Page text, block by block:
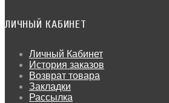
ЛИЧНЫЙ КАБИНЕТ
Личный Кабинет
История заказов
Возврат товара
Закладки
Рассылка